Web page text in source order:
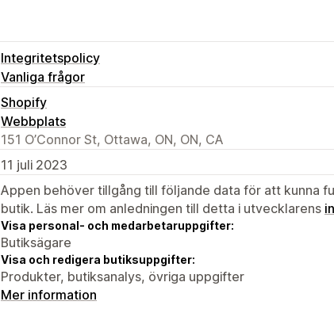
Integritetspolicy
Vanliga frågor
Shopify
Webbplats
151 O’Connor St, Ottawa, ON, ON, CA
11 juli 2023
Appen behöver tillgång till följande data för att kunna
butik. Läs mer om anledningen till detta i utvecklarens
Visa personal- och medarbetaruppgifter:
Butiksägare
Visa och redigera butiksuppgifter:
Produkter, butiksanalys, övriga uppgifter
Mer information